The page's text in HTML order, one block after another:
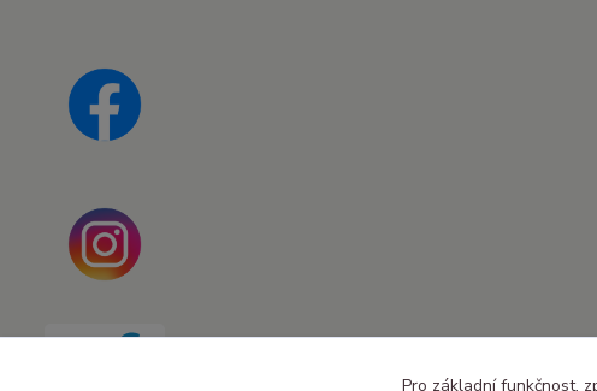
Pro základní funkčnost,